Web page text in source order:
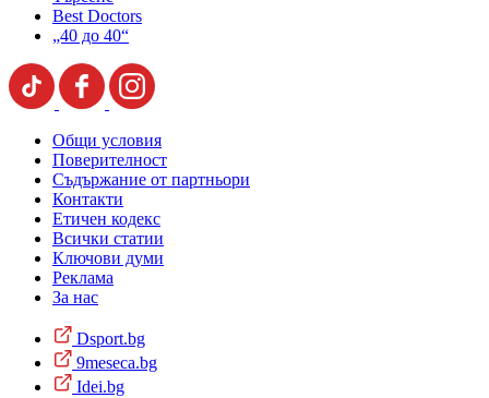
Best Doctors
„40 до 40“
Общи условия
Поверителност
Съдържание от партньори
Контакти
Етичен кодекс
Всички статии
Ключови думи
Реклама
За нас
Dsport.bg
9meseca.bg
Idei.bg